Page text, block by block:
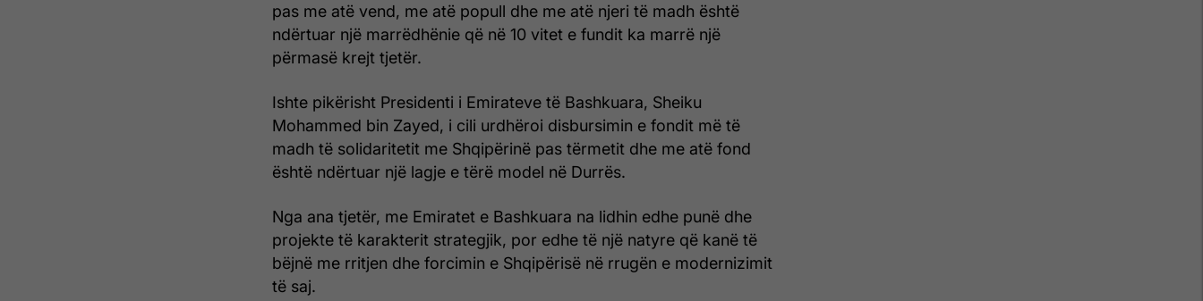
pas me atë vend, me atë popull dhe me atë njeri të madh është
ndërtuar një marrëdhënie që në 10 vitet e fundit ka marrë një
përmasë krejt tjetër.
Ishte pikërisht Presidenti i Emirateve të Bashkuara, Sheiku
Mohammed bin Zayed, i cili urdhëroi disbursimin e fondit më të
madh të solidaritetit me Shqipërinë pas tërmetit dhe me atë fond
është ndërtuar një lagje e tërë model në Durrës.
Nga ana tjetër, me Emiratet e Bashkuara na lidhin edhe punë dhe
projekte të karakterit strategjik, por edhe të një natyre që kanë të
bëjnë me rritjen dhe forcimin e Shqipërisë në rrugën e modernizimit
të saj.